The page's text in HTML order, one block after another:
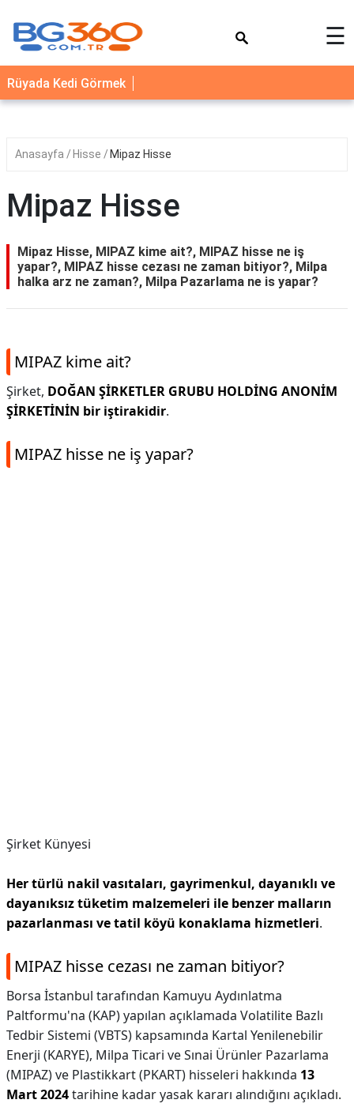
YEMEK
TARİFLERİ
SAĞLIK
☰
Rüyada Kedi Görmek
Anasayfa Hisse Mipaz Hisse
Mipaz Hisse
Mipaz Hisse, MIPAZ kime ait?, MIPAZ hisse ne iş
yapar?, MIPAZ hisse cezası ne zaman bitiyor?, Milpa
halka arz ne zaman?, Milpa Pazarlama ne is yapar?
MIPAZ kime ait?
Şirket, DOĞAN ŞİRKETLER GRUBU HOLDİNG ANONİM
ŞİRKETİNİN bir iştirakidir.
MIPAZ hisse ne iş yapar?
Şirket Künyesi
Her türlü nakil vasıtaları, gayrimenkul, dayanıklı ve
dayanıksız tüketim malzemeleri ile benzer malların
pazarlanması ve tatil köyü konaklama hizmetleri.
MIPAZ hisse cezası ne zaman bitiyor?
Borsa İstanbul tarafından Kamuyu Aydınlatma
Paltformu'na (KAP) yapılan açıklamada Volatilite Bazlı
Tedbir Sistemi (VBTS) kapsamında Kartal Yenilenebilir
Enerji (KARYE), Milpa Ticari ve Sınai Ürünler Pazarlama
(MIPAZ) ve Plastikkart (PKART) hisseleri hakkında 13
Mart 2024tarihine kadar yasak kararı alındığını açıkladı.